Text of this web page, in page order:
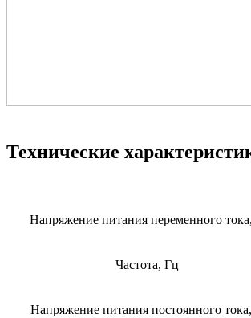
Технические
Напряжение питания переменного
Частота, Гц
Напряжение питания постоянного